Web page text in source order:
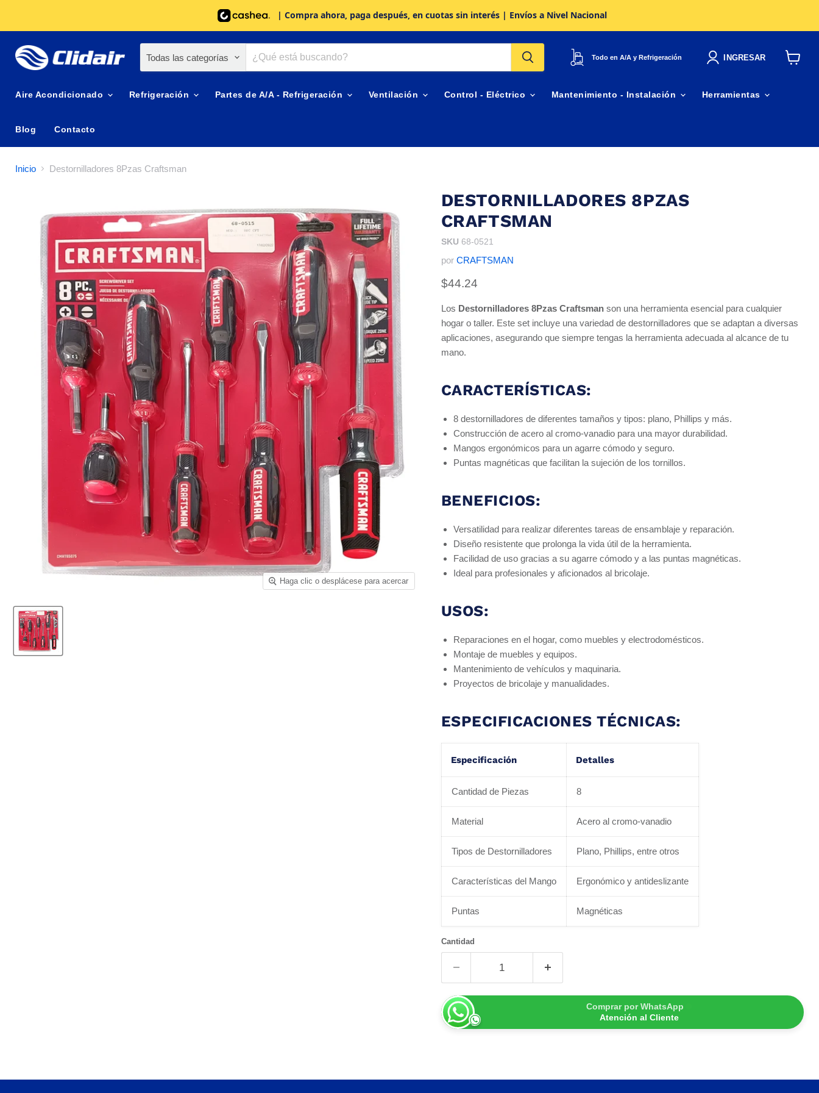
| Compra ahora, paga después, en cuotas sin interés | Envíos a Nivel Nacional
Todas las categorías Todo en A/A y Refrigeración INGRESAR
Aire Acondicionado Refrigeración Partes de A/A - Refrigeración Ventilación Control - Eléctrico Mantenimiento - Instalación Herramientas
Blog Contacto
Inicio Destornilladores 8Pzas Craftsman
Haga clic o desplácese para acercar
DESTORNILLADORES 8PZAS
CRAFTSMAN
SKU 68-0521
por CRAFTSMAN
Precio actual
$44.24
Los Destornilladores 8Pzas Craftsmanson una herramienta esencial para cualquier
hogar o taller. Este set incluye una variedad de destornilladores que se adaptan a diversas
aplicaciones, asegurando que siempre tengas la herramienta adecuada al alcance de tu
mano.
CARACTERÍSTICAS:
8 destornilladores de diferentes tamaños y tipos: plano, Phillips y más.
Construcción de acero al cromo-vanadio para una mayor durabilidad.
Mangos ergonómicos para un agarre cómodo y seguro.
Puntas magnéticas que facilitan la sujeción de los tornillos.
BENEFICIOS:
Versatilidad para realizar diferentes tareas de ensamblaje y reparación.
Diseño resistente que prolonga la vida útil de la herramienta.
Facilidad de uso gracias a su agarre cómodo y a las puntas magnéticas.
Ideal para profesionales y aficionados al bricolaje.
USOS:
Reparaciones en el hogar, como muebles y electrodomésticos.
Montaje de muebles y equipos.
Mantenimiento de vehículos y maquinaria.
Proyectos de bricolaje y manualidades.
ESPECIFICACIONES TÉCNICAS:
Especificación Detalles
Cantidad de Piezas 8
Material Acero al cromo-vanadio
Tipos de Destornilladores Plano, Phillips, entre otros
Características del Mango Ergonómico y antideslizante
Puntas Magnéticas
Cantidad
Comprar por WhatsApp
Atención al Cliente